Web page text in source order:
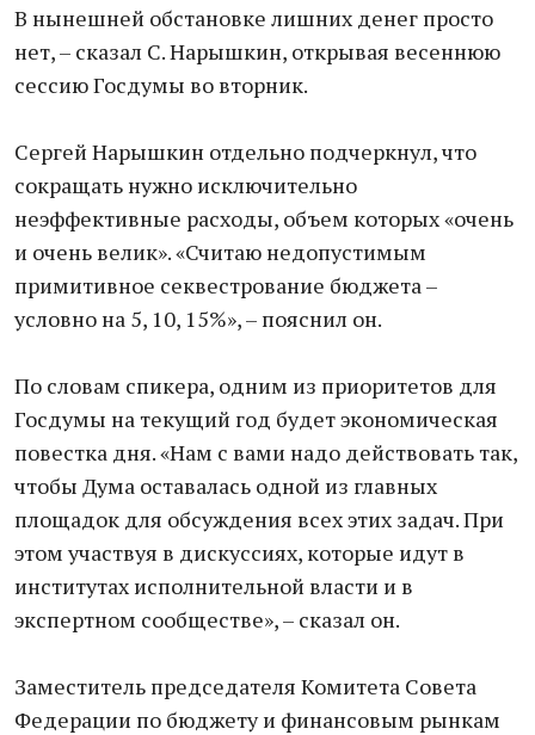
В нынешней обстановке лишних денег просто
нет, – сказал С. Нарышкин, открывая весеннюю
сессию Госдумы во вторник.
Сергей Нарышкин отдельно подчеркнул, что
сокращать нужно исключительно
неэффективные расходы, объем которых «очень
и очень велик». «Считаю недопустимым
примитивное секвестрование бюджета –
условно на 5, 10, 15%», – пояснил он.
По словам спикера, одним из приоритетов для
Госдумы на текущий год будет экономическая
повестка дня. «Нам с вами надо действовать так,
чтобы Дума оставалась одной из главных
площадок для обсуждения всех этих задач. При
этом участвуя в дискуссиях, которые идут в
институтах исполнительной власти и в
экспертном сообществе», – сказал он.
Заместитель председателя Комитета Совета
Федерации по бюджету и финансовым рынкам